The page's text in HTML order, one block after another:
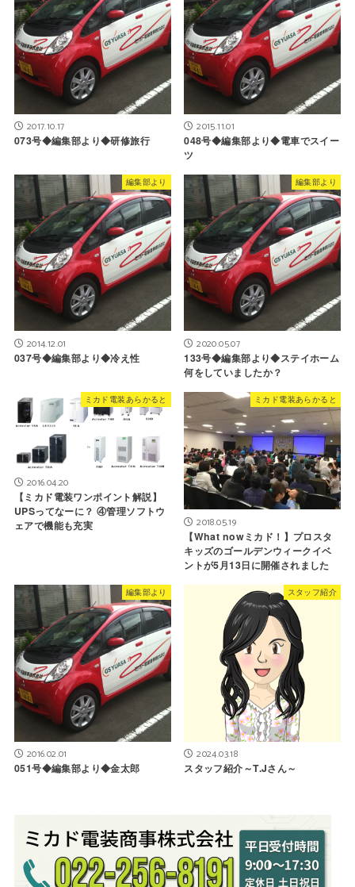
2017.10.17
073号◆編集部より◆研修旅行
2015.11.01
048号◆編集部より◆電車でスイー
ツ
編集部より
2014.12.01
037号◆編集部より◆冷え性
編集部より
2020.05.07
133号◆編集部より◆ステイホーム
何をしていましたか？
ミカド電装あらかると
2016.04.20
【ミカド電装ワンポイント解説】
UPSってなーに？ ④管理ソフトウ
ェアで機能も充実
ミカド電装あらかると
2018.05.19
【What nowミカド！】プロスタ
キッズのゴールデンウィークイベ
ントが5月13日に開催されました
編集部より
2016.02.01
051号◆編集部より◆金太郎
スタッフ紹介
2024.03.18
スタッフ紹介～T.Jさん～